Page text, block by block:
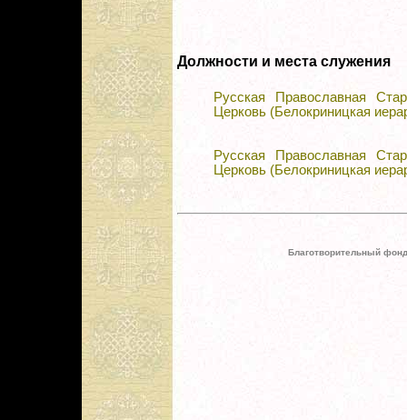
Должности и места служения
Русская Православная
Церковь (Белокриницкая
Русская Православная
Церковь (Белокриницкая
Благотворительный